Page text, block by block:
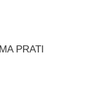
PRATI